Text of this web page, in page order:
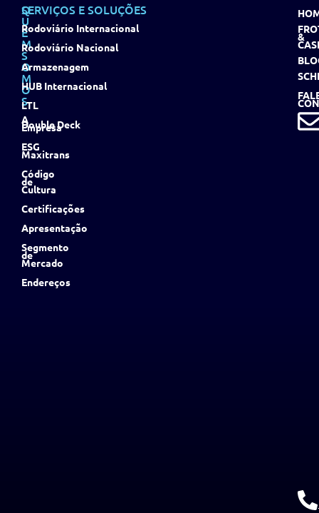
Q
U
E
M
S
O
M
O
S
A
Empresa
ESG
Maxitrans
Código
de
Cultura
Certificações
Apresentação
Segmento
de
Mercado
Endereços
SERVIÇOS E SOLUÇÕES
Rodoviário Internacional
Rodoviário Nacional
Armazenagem
HUB Internacional
LTL
Double Deck
&